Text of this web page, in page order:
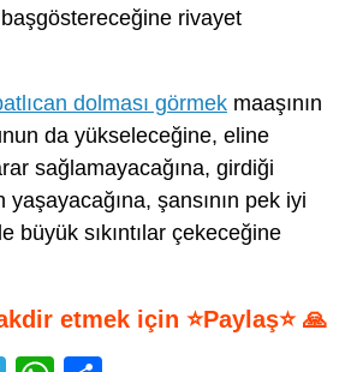
başgöstereceğine rivayet
dolması görmek maaşının
da yükseleceğine, eline
sağlamayacağına, girdiği
şansının pek iyi
büyük sıkıntılar çekeceğine
etmek için ⭐Paylaş⭐ 🙏